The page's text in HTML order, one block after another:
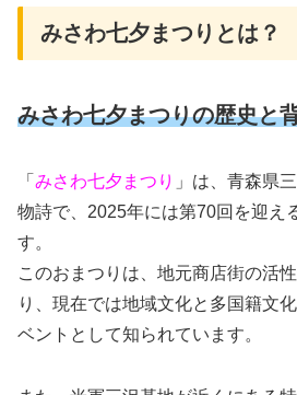
みさわ七夕まつりとは？
みさわ七夕まつりの歴史と
「 みさわ七夕まつり 」は、青森県
物詩で、2025年には第70回を迎え
す。
このおまつりは、地元商店街の活
り、現在では地域文化と多国籍文
ベントとして知られています。